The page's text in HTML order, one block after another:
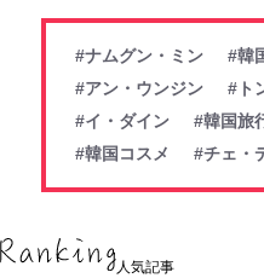
#ナムグン・ミン
#韓
#アン・ウンジン
#ト
#イ・ダイン
#韓国旅
#韓国コスメ
#チェ・
人気記事